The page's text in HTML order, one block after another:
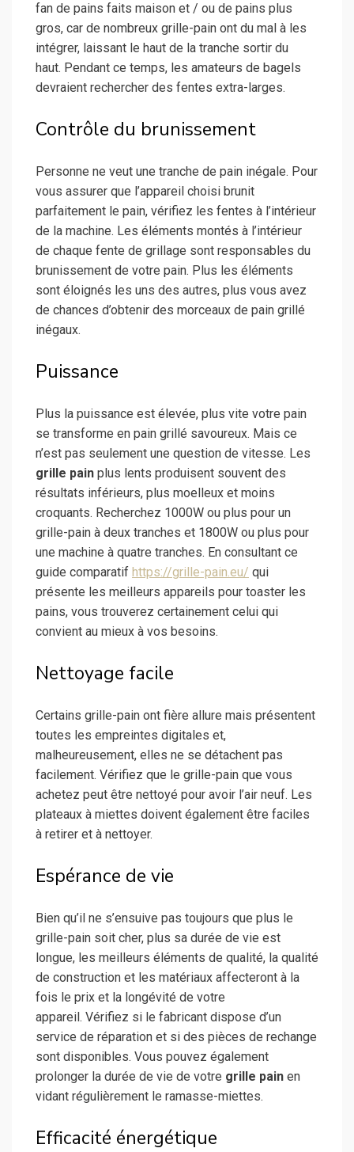
fan de pains faits maison et / ou de pains plus
gros, car de nombreux grille-pain ont du mal à les
intégrer, laissant le haut de la tranche sortir du
haut. Pendant ce temps, les amateurs de bagels
devraient rechercher des fentes extra-larges.
Contrôle du brunissement
Personne ne veut une tranche de pain inégale. Pour
vous assurer que l’appareil choisi brunit
parfaitement le pain, vérifiez les fentes à l’intérieur
de la machine. Les éléments montés à l’intérieur
de chaque fente de grillage sont responsables du
brunissement de votre pain. Plus les éléments
sont éloignés les uns des autres, plus vous avez
de chances d’obtenir des morceaux de pain grillé
inégaux.
Puissance
Plus la puissance est élevée, plus vite votre pain
se transforme en pain grillé savoureux. Mais ce
n’est pas seulement une question de vitesse. Les
grille pain plus lents produisent souvent des
résultats inférieurs, plus moelleux et moins
croquants. Recherchez 1000W ou plus pour un
grille-pain à deux tranches et 1800W ou plus pour
une machine à quatre tranches. En consultant ce
guide comparatif https://grille-pain.eu/ qui
présente les meilleurs appareils pour toaster les
pains, vous trouverez certainement celui qui
convient au mieux à vos besoins.
Nettoyage facile
Certains grille-pain ont fière allure mais présentent
toutes les empreintes digitales et,
malheureusement, elles ne se détachent pas
facilement. Vérifiez que le grille-pain que vous
achetez peut être nettoyé pour avoir l’air neuf. Les
plateaux à miettes doivent également être faciles
à retirer et à nettoyer.
Espérance de vie
Bien qu’il ne s’ensuive pas toujours que plus le
grille-pain soit cher, plus sa durée de vie est
longue, les meilleurs éléments de qualité, la qualité
de construction et les matériaux affecteront à la
fois le prix et la longévité de votre
appareil. Vérifiez si le fabricant dispose d’un
service de réparation et si des pièces de rechange
sont disponibles. Vous pouvez également
prolonger la durée de vie de votre grille pain en
vidant régulièrement le ramasse-miettes.
Efficacité énergétique